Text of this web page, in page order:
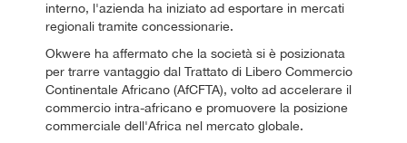
interno, l'azienda ha iniziato ad esportare in mercati
regionali tramite concessionarie.
Okwere ha affermato che la società si è posizionata
per trarre vantaggio dal Trattato di Libero Commercio
Continentale Africano (AfCFTA), volto ad accelerare il
commercio intra-africano e promuovere la posizione
commerciale dell'Africa nel mercato globale.